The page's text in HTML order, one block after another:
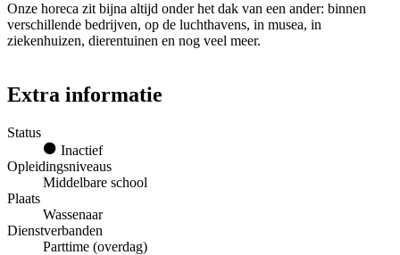
Onze horeca zit bijna altijd onder het dak van een ander: binnen
verschillende bedrijven, op de luchthavens, in musea, in
ziekenhuizen, dierentuinen en nog veel meer.
Extra informatie
Status
Inactief
Opleidingsniveaus
Middelbare school
Plaats
Wassenaar
Dienstverbanden
Parttime (overdag)